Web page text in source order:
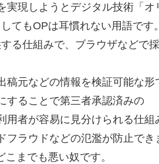
現しようとデジタル技術「オ
てもOPは耳慣れない用語です。
る仕組みで、ブラウザなどで
稿元などの情報を検証可能な形
することで第三者承認済みの
用者が容易に見分けられる仕組
ラウドなどの氾濫が防止でき
までも悪い奴です。